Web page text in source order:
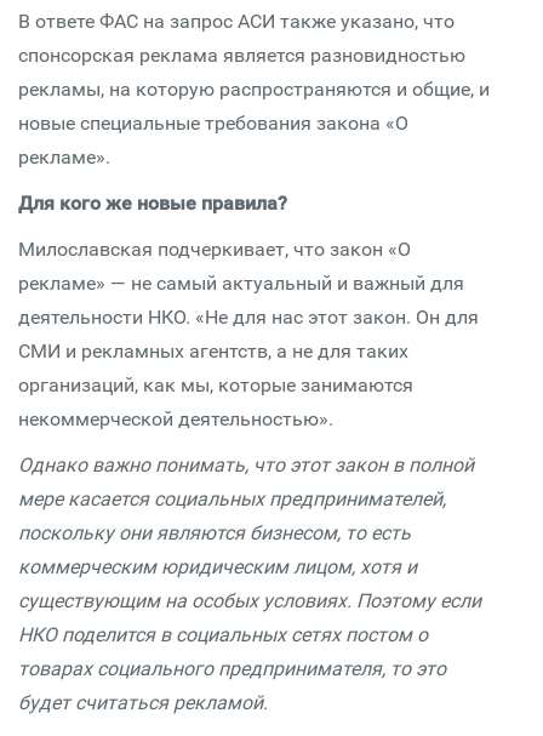
В ответе ФАС на запрос АСИ также указано, что
спонсорская реклама является разновидностью
рекламы, на которую распространяются и общие, и
новые специальные требования закона «О
рекламе».
Для кого же новые правила?
Милославская подчеркивает, что закон «О
рекламе» — не самый актуальный и важный для
деятельности НКО. «Не для нас этот закон. Он для
СМИ и рекламных агентств, а не для таких
организаций, как мы, которые занимаются
некоммерческой деятельностью».
Однако важно понимать, что этот закон в полной
мере касается социальных предпринимателей,
поскольку они являются бизнесом, то есть
коммерческим юридическим лицом, хотя и
существующим на особых условиях. Поэтому если
НКО поделится в социальных сетях постом о
товарах социального предпринимателя, то это
будет считаться рекламой.